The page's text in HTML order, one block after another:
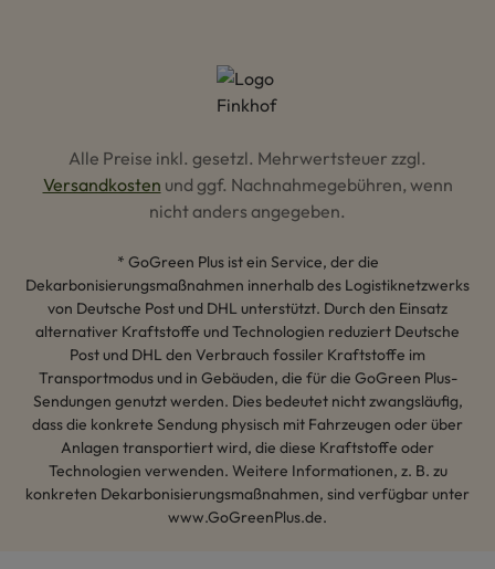
Alle Preise inkl. gesetzl. Mehrwertsteuer zzgl.
Versandkosten und ggf. Nachnahmegebühren, wenn
nicht anders angegeben.
* GoGreen Plus ist ein Service, der die
Dekarbonisierungsmaßnahmen innerhalb des Logistiknetzwerks
von Deutsche Post und DHL unterstützt. Durch den Einsatz
alternativer Kraftstoffe und Technologien reduziert Deutsche
Post und DHL den Verbrauch fossiler Kraftstoffe im
Transportmodus und in Gebäuden, die für die GoGreen Plus-
Sendungen genutzt werden. Dies bedeutet nicht zwangsläufig,
dass die konkrete Sendung physisch mit Fahrzeugen oder über
Anlagen transportiert wird, die diese Kraftstoffe oder
Technologien verwenden. Weitere Informationen, z. B. zu
konkreten Dekarbonisierungsmaßnahmen, sind verfügbar unter
www.GoGreenPlus.de.